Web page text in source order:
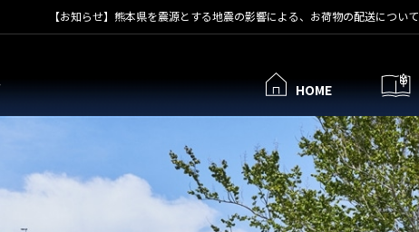
【お知らせ】熊本県を震源とする地震の影響による、お荷物の配送について
HOME